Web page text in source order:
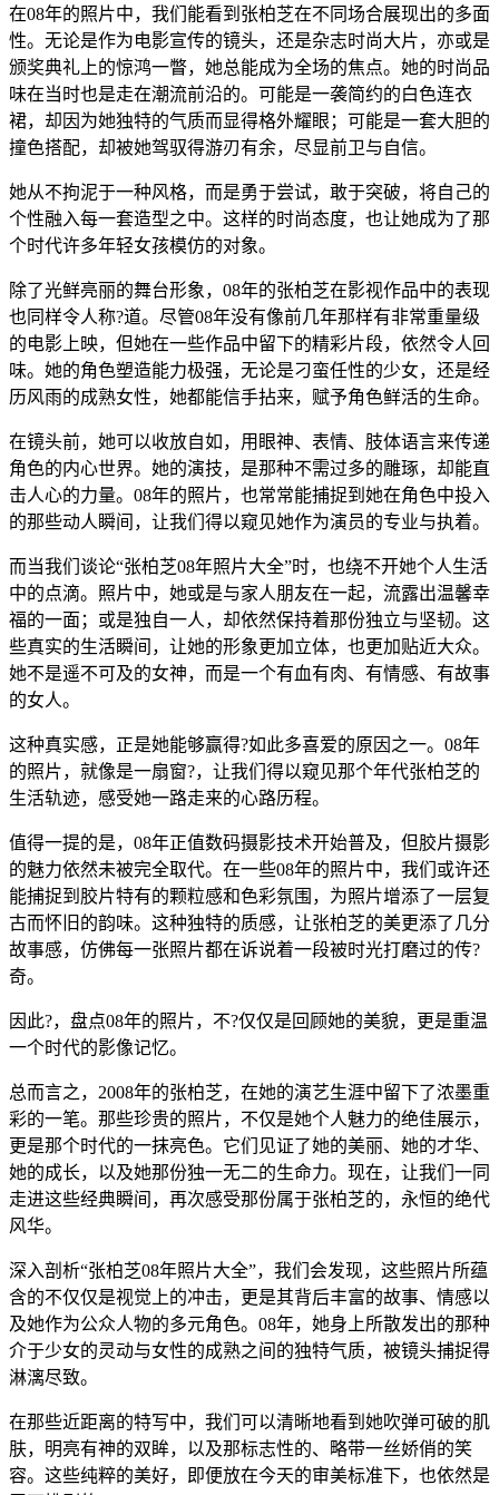
在08年的照片中，我们能看到张柏芝在不同场合展现出的多面
性。无论是作为电影宣传的镜头，还是杂志时尚大片，亦或是
颁奖典礼上的惊鸿一瞥，她总能成为全场的焦点。她的时尚品
味在当时也是走在潮流前沿的。可能是一袭简约的白色连衣
裙，却因为她独特的气质而显得格外耀眼；可能是一套大胆的
撞色搭配，却被她驾驭得游刃有余，尽显前卫与自信。
她从不拘泥于一种风格，而是勇于尝试，敢于突破，将自己的
个性融入每一套造型之中。这样的时尚态度，也让她成为了那
个时代许多年轻女孩模仿的对象。
除了光鲜亮丽的舞台形象，08年的张柏芝在影视作品中的表现
也同样令人称?道。尽管08年没有像前几年那样有非常重量级
的电影上映，但她在一些作品中留下的精彩片段，依然令人回
味。她的角色塑造能力极强，无论是刁蛮任性的少女，还是经
历风雨的成熟女性，她都能信手拈来，赋予角色鲜活的生命。
在镜头前，她可以收放自如，用眼神、表情、肢体语言来传递
角色的内心世界。她的演技，是那种不需过多的雕琢，却能直
击人心的力量。08年的照片，也常常能捕捉到她在角色中投入
的那些动人瞬间，让我们得以窥见她作为演员的专业与执着。
而当我们谈论“张柏芝08年照片大全”时，也绕不开她个人生活
中的点滴。照片中，她或是与家人朋友在一起，流露出温馨幸
福的一面；或是独自一人，却依然保持着那份独立与坚韧。这
些真实的生活瞬间，让她的形象更加立体，也更加贴近大众。
她不是遥不可及的女神，而是一个有血有肉、有情感、有故事
的女人。
这种真实感，正是她能够赢得?如此多喜爱的原因之一。08年
的照片，就像是一扇窗?，让我们得以窥见那个年代张柏芝的
生活轨迹，感受她一路走来的心路历程。
值得一提的是，08年正值数码摄影技术开始普及，但胶片摄影
的魅力依然未被完全取代。在一些08年的照片中，我们或许还
能捕捉到胶片特有的颗粒感和色彩氛围，为照片增添了一层复
古而怀旧的韵味。这种独特的质感，让张柏芝的美更添了几分
故事感，仿佛每一张照片都在诉说着一段被时光打磨过的传?
奇。
因此?，盘点08年的照片，不?仅仅是回顾她的美貌，更是重温
一个时代的影像记忆。
总而言之，2008年的张柏芝，在她的演艺生涯中留下了浓墨重
彩的一笔。那些珍贵的照片，不仅是她个人魅力的绝佳展示，
更是那个时代的一抹亮色。它们见证了她的美丽、她的才华、
她的成长，以及她那份独一无二的生命力。现在，让我们一同
走进这些经典瞬间，再次感受那份属于张柏芝的，永恒的绝代
风华。
深入剖析“张柏芝08年照片大全”，我们会发现，这些照片所蕴
含的不仅仅是视觉上的冲击，更是其背后丰富的故事、情感以
及她作为公众人物的多元角色。08年，她身上所散发出的那种
介于少女的灵动与女性的成熟之间的独特气质，被镜头捕捉得
淋漓尽致。
在那些近距离的特写中，我们可以清晰地看到她吹弹可破的肌
肤，明亮有神的双眸，以及那标志性的、略带一丝娇俏的笑
容。这些纯粹的美好，即便放在今天的审美标准下，也依然是